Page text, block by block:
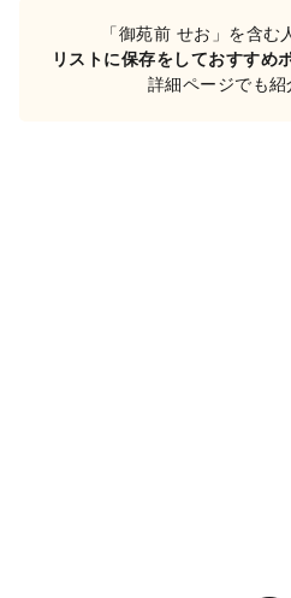
「御苑前 せお」を含む
リストに保存をしておすすめ
詳細ページでも紹